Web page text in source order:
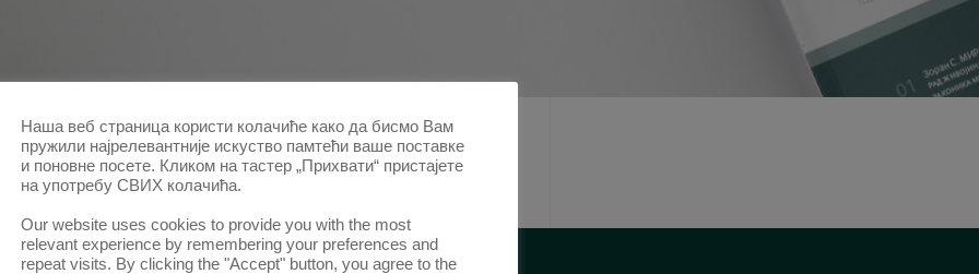
Наша веб страница користи колачиће како да бисмо Вам
пружили најрелевантније искуство памтећи ваше поставке
и поновне посете. Кликом на тастер „Прихвати“ пристајете
на употребу СВИХ колачића.
Our website uses cookies to provide you with the most
relevant experience by remembering your preferences and
repeat visits. By clicking the "Accept" button, you agree to the